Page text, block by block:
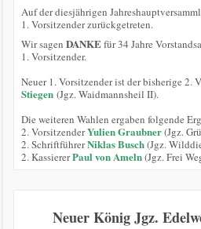
Auf der diesjährigen
1. Vorsitzender zurückgetreten.
Wir sagen DANKEfür 34 Jahre
1. Vorsitzender.
Neuer 1. Vorsitzender ist der bisherige 2.
Stiegen (Jgz. Waidmannsheil II).
Die weiteren Wahlen ergaben folgende
2. VorsitzenderYulien Graubner(Jgz.
2. SchriftführerNiklas Busch(Jgz.
2. KassiererPaul von Ameln(Jgz. Frei
Neuer König Jgz.